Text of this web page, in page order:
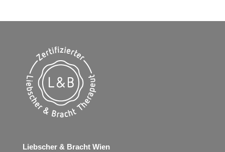
Liebscher & Bracht Wien